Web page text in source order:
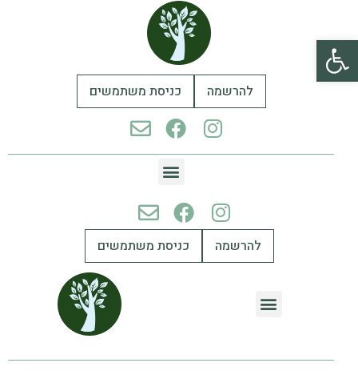
פתח סרגל נגישות
להרשמה כניסת משתמשים
להרשמה כניסת משתמשים